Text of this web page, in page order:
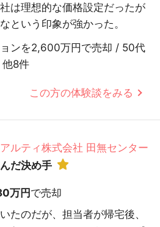
は理想的な価格設定だったが
という印象が強かった。
ンを2,600万円で売却 / 50代
8件
この方の体験談をみる
ルティ株式会社 田無センター
だ決め手
万円で売却
たのだが、担当者が帰宅後、